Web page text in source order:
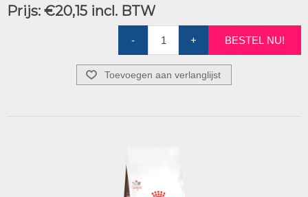
Prijs: €20,15 incl. BTW
- + BESTEL NU!
Toevoegen aan verlanglijst